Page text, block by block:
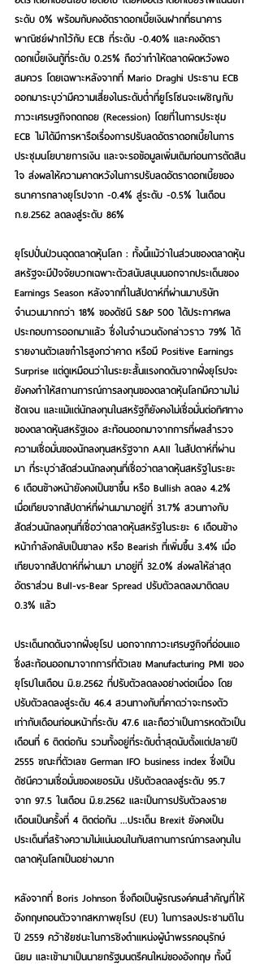
ระดับ 0% พร้อมกับคงอัตราดอกเบี้ยเงินฝากที่ธนาคาร
พาณิชย์ฝากไว้กับ ECB ที่ระดับ -0.40% และคงอัตรา
ดอกเบี้ยเงินกู้ที่ระดับ 0.25% ถือว่าทำให้ตลาดผิดหวังพอ
สมควร โดยเฉพาะหลังจากที่ Mario Draghi ประธาน ECB
ออกมาระบุว่ามีความเสี่ยงในระดับต่ำที่ยูโรโซนจะเผชิญกับ
ภาวะเศรษฐกิจถดถอย (Recession) โดยที่ในการประชุม
ECB ไม่ได้มีการหารือเรื่องการปรับลดอัตราดอกเบี้ยในการ
ประชุมนโยบายการเงิน และจะรอข้อมูลเพิ่มเติมก่อนการตัดสิน
ใจ ส่งผลให้ความคาดหวังในการปรับลดอัตราดอกเบี้ยของ
ธนาคารกลางยุโรปจาก -0.4% สู่ระดับ -0.5% ในเดือน
ก.ย.2562 ลดลงสู่ระดับ 86%
ยุโรปปั่นป่วนฉุดตลาดหุ้นโลก : ทั้งนี้แม้ว่าในส่วนของตลาดหุ้น
สหรัฐจะมีปัจจัยบวกเฉพาะตัวสนับสนุนนอกจากประเด็นของ
Earnings Season หลังจากที่ในสัปดาห์ที่ผ่านมาบริษัท
จำนวนมากกว่า 18% ของดัชนี S&P 500 ได้ประกาศผล
ประกอบการออกมาแล้ว ซึ่งในจำนวนดังกล่าวราว 79% ได้
รายงานตัวเลขกำไรสูงกว่าคาด หรือมี Positive Earnings
Surprise แต่ดูเหมือนว่าในระยะสั้นแรงกดดันจากฝั่งยุโรปจะ
ยังคงทำให้สถานการณ์การลงทุนของตลาดหุ้นโลกมีความไม่
ชัดเจน และแม้แต่นักลงทุนในสหรัฐก็ยังคงไม่เชื่อมั่นต่อทิศทาง
ของตลาดหุ้นสหรัฐเอง สะท้อนออกมาจากการที่ผลสำรวจ
ความเชื่อมั่นของนักลงทุนสหรัฐจาก AAII ในสัปดาห์ที่ผ่าน
มา ที่ระบุว่าสัดส่วนนักลงทุนที่เชื่อว่าตลาดหุ้นสหรัฐในระยะ
6 เดือนข้างหน้ายังคงเป็นขาขึ้น หรือ Bullish ลดลง 4.2%
เมื่อเทียบจากสัปดาห์ที่ผ่านมามาอยู่ที่ 31.7% สวนทางกับ
สัดส่วนนักลงทุนที่เชื่อว่าตลาดหุ้นสหรัฐในระยะ 6 เดือนข้าง
หน้ากำลังกลับเป็นขาลง หรือ Bearish ที่เพิ่มขึ้น 3.4% เมื่อ
เทียบจากสัปดาห์ที่ผ่านมา มาอยู่ที่ 32.0% ส่งผลให้ล่าสุด
อัตราส่วน Bull-vs-Bear Spread ปรับตัวลดลงมาติดลบ
0.3% แล้ว
ประเด็นกดดันจากฝั่งยุโรป นอกจากภาวะเศรษฐกิจที่อ่อนแอ
ซึ่งสะท้อนออกมาจากการที่ตัวเลข Manufacturing PMI ของ
ยุโรปในเดือน มิ.ย.2562 ที่ปรับตัวลดลงอย่างต่อเนื่อง โดย
ปรับตัวลดลงสู่ระดับ 46.4 สวนทางกับที่คาดว่าจะทรงตัว
เท่ากับเดือนก่อนหน้าที่ระดับ 47.6 และถือว่าเป็นการหดตัวเป็น
เดือนที่ 6 ติดต่อกัน รวมทั้งอยู่ที่ระดับต่ำสุดนับตั้งแต่ปลายปี
2555 ขณะที่ตัวเลข German IFO business index ซึ่งเป็น
ดัชนีความเชื่อมั่นของเยอรมัน ปรับตัวลดลงสู่ระดับ 95.7
จาก 97.5 ในเดือน มิ.ย.2562 และเป็นการปรับตัวลงราย
เดือนเป็นครั้งที่ 4 ติดต่อกัน ...ประเด็น Brexit ยังคงเป็น
ประเด็นที่สร้างความไม่แน่นอนในกับสถานการณ์การลงทุนใน
ตลาดหุ้นโลกเป็นอย่างมาก
หลังจากที่ Boris Johnson ซึ่งถือเป็นผู้รณรงค์คนสำคัญที่ให้
อังกฤษถอนตัวจากสหภาพยุโรป (EU) ในการลงประชามติใน
ปี 2559 คว้าชัยชนะในการชิงตำแหน่งผู้นำพรรคอนุรักษ์
นิยม และเข้ามาเป็นนายกรัฐมนตรีคนใหม่ของอังกฤษ ทั้งนี้